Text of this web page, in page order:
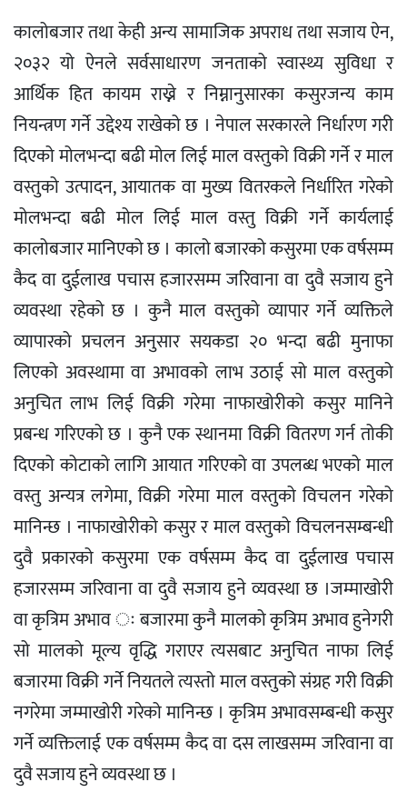
कालोबजार तथा केही अन्य सामाजिक अपराध तथा सजाय ऐन,
२०३२ यो ऐनले सर्वसाधारण जनताको स्वास्थ्य सुविधा र
आर्थिक हित कायम राख्ने र निम्नानुसारका कसुरजन्य काम
नियन्त्रण गर्ने उद्देश्य राखेको छ । नेपाल सरकारले निर्धारण गरी
दिएको मोलभन्दा बढी मोल लिई माल वस्तुको विक्री गर्ने र माल
वस्तुको उत्पादन, आयातक वा मुख्य वितरकले निर्धारित गरेको
मोलभन्दा बढी मोल लिई माल वस्तु विक्री गर्ने कार्यलाई
कालोबजार मानिएको छ । कालो बजारको कसुरमा एक वर्षसम्म
कैद वा दुईलाख पचास हजारसम्म जरिवाना वा दुवै सजाय हुने
व्यवस्था रहेको छ । कुनै माल वस्तुको व्यापार गर्ने व्यक्तिले
व्यापारको प्रचलन अनुसार सयकडा २० भन्दा बढी मुनाफा
लिएको अवस्थामा वा अभावको लाभ उठाई सो माल वस्तुको
अनुचित लाभ लिई विक्री गरेमा नाफाखोरीको कसुर मानिने
प्रबन्ध गरिएको छ । कुनै एक स्थानमा विक्री वितरण गर्न तोकी
दिएको कोटाको लागि आयात गरिएको वा उपलब्ध भएको माल
वस्तु अन्यत्र लगेमा, विक्री गरेमा माल वस्तुको विचलन गरेको
मानिन्छ । नाफाखोरीको कसुर र माल वस्तुको विचलनसम्बन्धी
दुवै प्रकारको कसुरमा एक वर्षसम्म कैद वा दुईलाख पचास
हजारसम्म जरिवाना वा दुवै सजाय हुने व्यवस्था छ ।जम्माखोरी
वा कृत्रिम अभाव ः बजारमा कुनै मालको कृत्रिम अभाव हुनेगरी
सो मालको मूल्य वृद्धि गराएर त्यसबाट अनुचित नाफा लिई
बजारमा विक्री गर्ने नियतले त्यस्तो माल वस्तुको संग्रह गरी विक्री
नगरेमा जम्माखोरी गरेको मानिन्छ । कृत्रिम अभावसम्बन्धी कसुर
गर्ने व्यक्तिलाई एक वर्षसम्म कैद वा दस लाखसम्म जरिवाना वा
दुवै सजाय हुने व्यवस्था छ ।